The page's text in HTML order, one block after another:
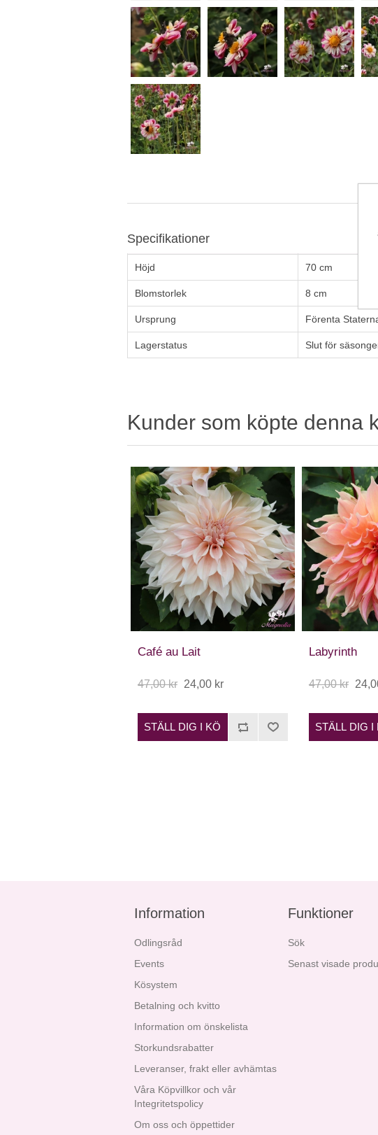
Specifikationer
Höjd 70 cm
Blomstorlek 8 cm
Ursprung Förenta
Lagerstatus Slut för
Kunder som köpte denna
Café au Lait
47,00 kr 24,00 kr
STÄLL DIG I KÖ
Labyrinth
47,00 kr
STÄLL DIG I
Information
Odlingsråd
Events
Kösystem
Betalning och kvitto
Information om önskelista
Storkundsrabatter
Leveranser, frakt eller avhämtas
Våra Köpvillkor och vår
Integritetspolicy
Om oss och öppettider
Funktioner
Sök
Senast visade